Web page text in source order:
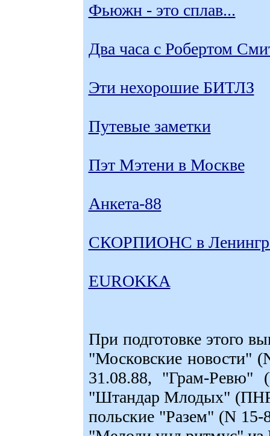
Фьюжн - это сплав...
Два часа с Робертом
Эти нехорошие БИТЛЗ
Путевые заметки
Пэт Мэтени в Москве
Анкета-88
СКОРПИОНС в
EUROKKA
При подготовке этого
"Московские новости"
31.08.88, "Грам-
"Штандар Млодых"
польские "Разем" (N